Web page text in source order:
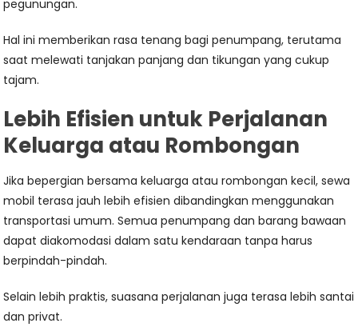
pegunungan.
Hal ini memberikan rasa tenang bagi penumpang, terutama
saat melewati tanjakan panjang dan tikungan yang cukup
tajam.
Lebih Efisien untuk Perjalanan
Keluarga atau Rombongan
Jika bepergian bersama keluarga atau rombongan kecil, sewa
mobil terasa jauh lebih efisien dibandingkan menggunakan
transportasi umum. Semua penumpang dan barang bawaan
dapat diakomodasi dalam satu kendaraan tanpa harus
berpindah-pindah.
Selain lebih praktis, suasana perjalanan juga terasa lebih santai
dan privat.